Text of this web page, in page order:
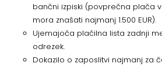
bančni izpiski (povprečna plača
mora znašati najmanj 1.500 EUR).
Ujemajoča plačilna lista zadnji
odrezek.
Dokazilo o zaposlitvi najmanj za